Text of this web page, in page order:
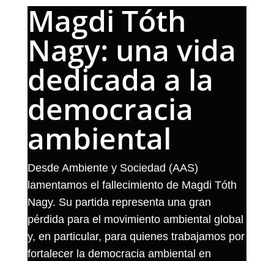
Magdi Tóth
Nagy: una vida
dedicada a la
democracia
ambiental
Desde Ambiente y Sociedad (AAS)
lamentamos el fallecimiento de Magdi Tóth
Nagy. Su partida representa una gran
pérdida para el movimiento ambiental global
y, en particular, para quienes trabajamos por
fortalecer la democracia ambiental en